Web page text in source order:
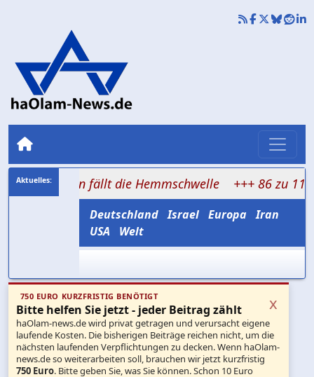
fällt die Hemmschwelle +++ 86 zu 11: US-
Deutschland Israel Europa Iran
USA
Welt
750 EURO KURZFRISTIG BENÖTIGT
Bitte helfen Sie jetzt - jeder Beitrag zählt
haOlam-news.de wird privat getragen und verursacht eigene
laufende Kosten. Die bisherigen Beiträge reichen nicht, um die
nächsten laufenden Verpflichtungen zu decken. Wenn haOlam-
news.de so weiterarbeiten soll, brauchen wir jetzt kurzfristig
750 Euro. Bitte geben Sie, was Sie können. Schon 10 Euro
x